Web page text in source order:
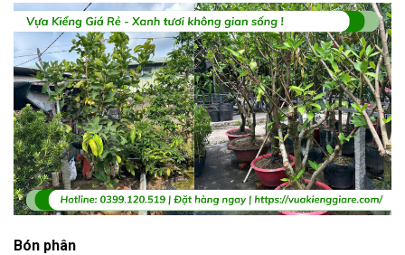
Bón phân